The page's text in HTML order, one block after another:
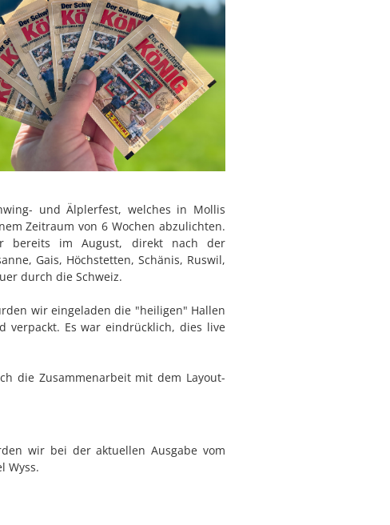
und Älplerfest, welches in Mollis
Zeitraum von 6 Wochen abzulichten.
bereits im August, direkt nach der
Gais, Höchstetten, Schänis, Ruswil,
durch die Schweiz.
wir eingeladen die "heiligen" Hallen
verpackt. Es war eindrücklich, dies live
die Zusammenarbeit mit dem Layout-
wir bei der aktuellen Ausgabe vom
Wyss.